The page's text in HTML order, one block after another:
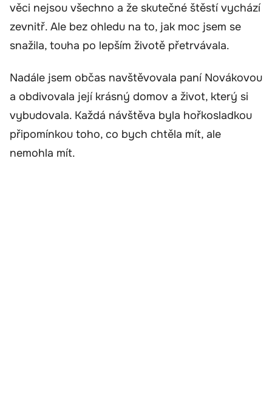
věci nejsou všechno a že skutečné štěstí vychází
zevnitř. Ale bez ohledu na to, jak moc jsem se
snažila, touha po lepším životě přetrvávala.
Nadále jsem občas navštěvovala paní Novákovou
a obdivovala její krásný domov a život, který si
vybudovala. Každá návštěva byla hořkosladkou
připomínkou toho, co bych chtěla mít, ale
nemohla mít.